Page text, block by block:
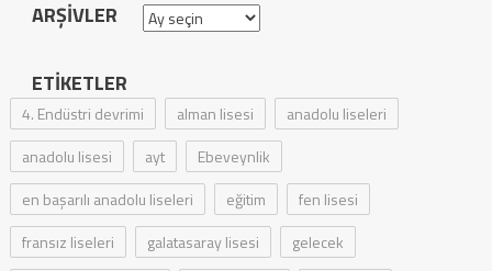
ARŞIVLER Arşivler
ETIKETLER
4. Endüstri devrimi alman lisesi
anadolu liseleri
anadolu lisesi
ayt
Ebeveynlik
en başarılı anadolu liseleri
eğitim
fen lisesi
fransız liseleri
galatasaray lisesi
gelecek